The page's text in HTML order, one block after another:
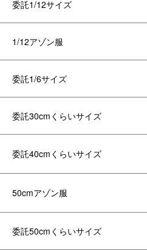
委託1/12サイズ
1/12アゾン服
委託1/6サイズ
委託30cmくらいサイズ
委託40cmくらいサイズ
50cmアゾン服
委託50cmくらいサイズ